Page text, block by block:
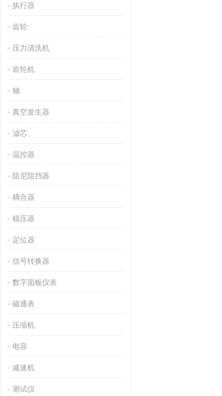
执行器
齿轮
压力清洗机
齿轮机
轴
真空发生器
滤芯、
温控器
阻尼阻挡器
耦合器
稳压器
定位器
信号转换器
数字面板仪表
磁通表
压缩机
电容
减速机
测试仪